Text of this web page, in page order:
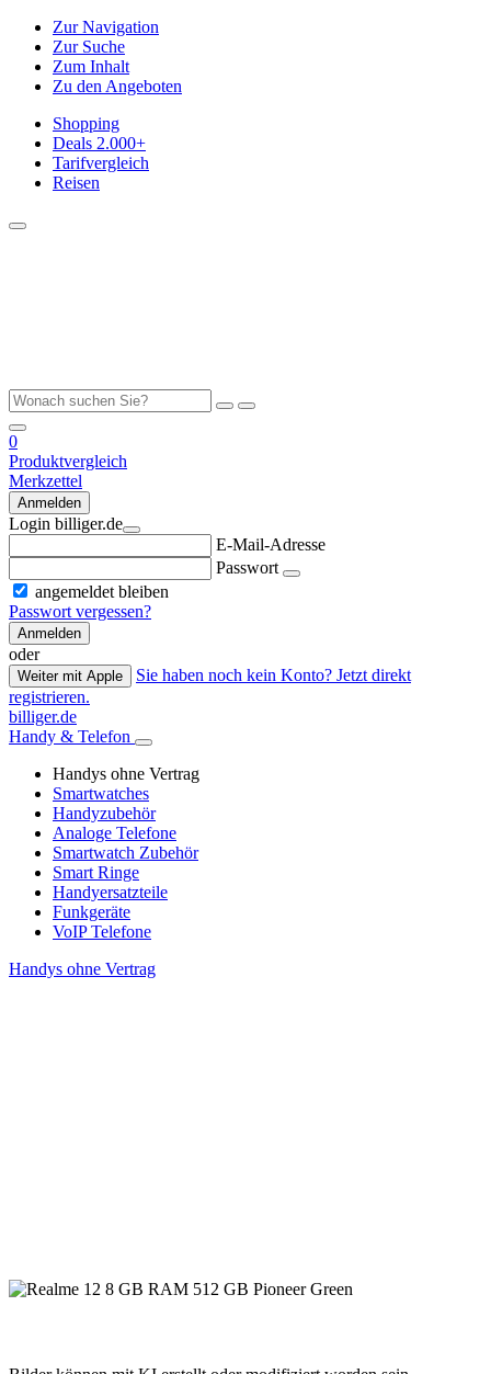
Zur Navigation
Zur Suche
Zum Inhalt
Zu den Angeboten
Shopping
Deals 2.000+
Tarifvergleich
Reisen
0
Produktvergleich
Merkzettel
Anmelden
Login billiger.de
E-Mail-Adresse
Passwort
angemeldet bleiben
Passwort vergessen?
Anmelden
oder
Weiter mit Apple
Sie haben noch kein Konto? Jetzt direkt
registrieren.
billiger.de
Handy & Telefon
Handys ohne Vertrag
Smartwatches
Handyzubehör
Analoge Telefone
Smartwatch Zubehör
Smart Ringe
Handyersatzteile
Funkgeräte
VoIP Telefone
Handys ohne Vertrag